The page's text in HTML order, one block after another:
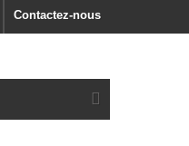
Contactez-nous